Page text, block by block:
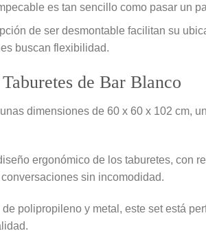
es tan sencillo como pasar un
de ser desmontable facilitan su
buscan flexibilidad.
de Bar Blanco
dimensiones de 60 x 60 x 102 cm,
ergonómico de los taburetes, con
sin incomodidad.
polipropileno y metal, este set está